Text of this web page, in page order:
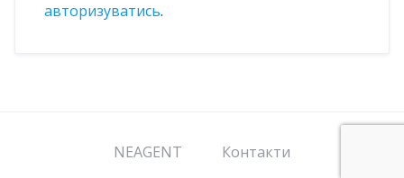
авторизуватись.
NEAGENT Контакти